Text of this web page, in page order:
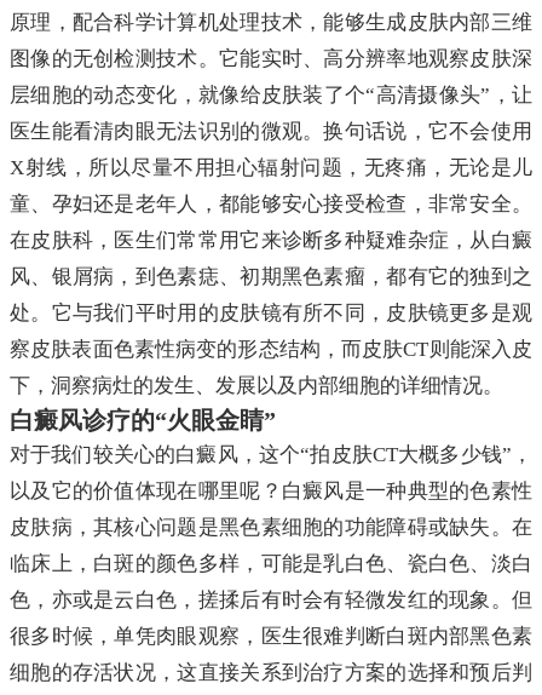
原理，配合科学计算机处理技术，能够生成皮肤内部三维
图像的无创检测技术。它能实时、高分辨率地观察皮肤深
层细胞的动态变化，就像给皮肤装了个“高清摄像头”，让
医生能看清肉眼无法识别的微观。换句话说，它不会使用
X射线，所以尽量不用担心辐射问题，无疼痛，无论是儿
童、孕妇还是老年人，都能够安心接受检查，非常安全。
在皮肤科，医生们常常用它来诊断多种疑难杂症，从白癜
风、银屑病，到色素痣、初期黑色素瘤，都有它的独到之
处。它与我们平时用的皮肤镜有所不同，皮肤镜更多是观
察皮肤表面色素性病变的形态结构，而皮肤CT则能深入皮
下，洞察病灶的发生、发展以及内部细胞的详细情况。
白癜风诊疗的“火眼金睛”
对于我们较关心的白癜风，这个“拍皮肤CT大概多少钱”，
以及它的价值体现在哪里呢？白癜风是一种典型的色素性
皮肤病，其核心问题是黑色素细胞的功能障碍或缺失。在
临床上，白斑的颜色多样，可能是乳白色、瓷白色、淡白
色，亦或是云白色，搓揉后有时会有轻微发红的现象。但
很多时候，单凭肉眼观察，医生很难判断白斑内部黑色素
细胞的存活状况，这直接关系到治疗方案的选择和预后判